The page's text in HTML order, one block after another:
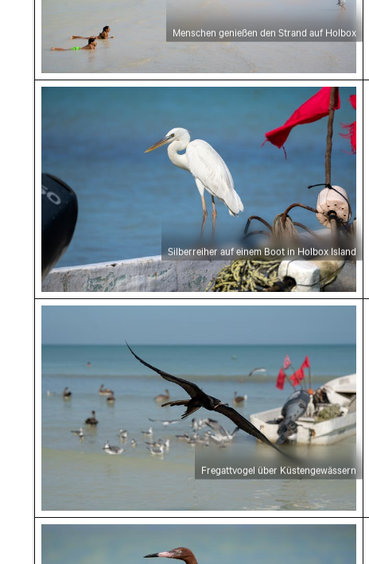
Menschen genießen den Strand auf Holbox
Silberreiher auf einem Boot in Holbox Island
Silberreiher auf einem Boot in Holbox Island
Fregattvogel über Küstengewässern
Fregattvogel über Küstengewässern
Rötlicher Reiher steht im flachen Wasser